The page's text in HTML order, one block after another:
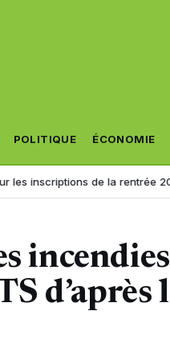
POLITIQUE ÉCONOMIE
de la rentrée 2026
d’après